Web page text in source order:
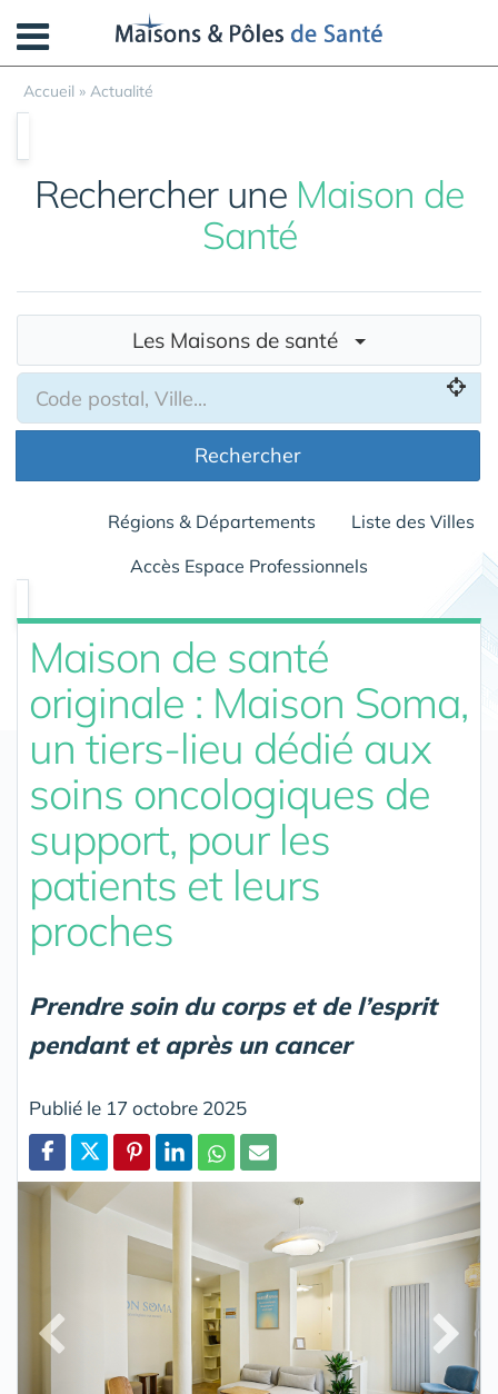
Accueil » Actualité
Rechercher une Maison de
Santé
Les Maisons de santé
Rechercher
Régions & Départements
Liste des Villes
Accès Espace Professionnels
Maison de santé
originale : Maison Soma,
un tiers-lieu dédié aux
soins oncologiques de
support, pour les
patients et leurs
proches
Prendre soin du corps et de l’esprit
pendant et après un cancer
Publié le 17 octobre 2025
Partager
Panneau de gestion des cookies